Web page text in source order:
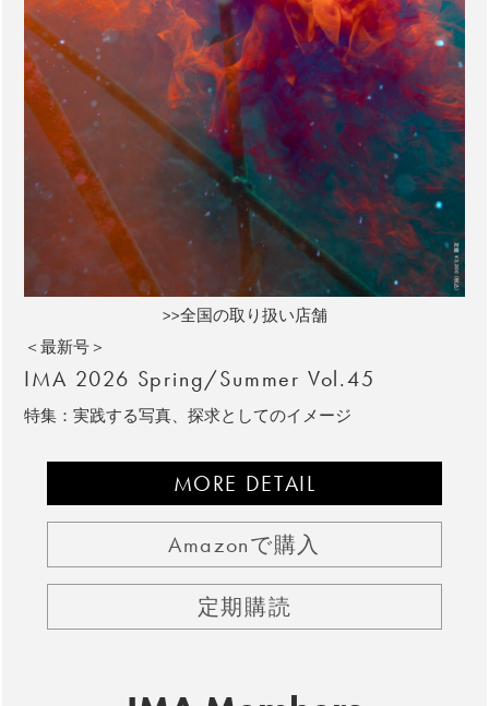
>>全国の取り扱い店舗
＜最新号＞
IMA 2026 Spring/Summer Vol.45
特集：実践する写真、探求としてのイメージ
MORE DETAIL
Amazonで購入
定期購読